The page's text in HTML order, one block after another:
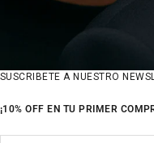
SUSCRIBETE A NUESTRO
¡10% OFF EN TU PRIMER